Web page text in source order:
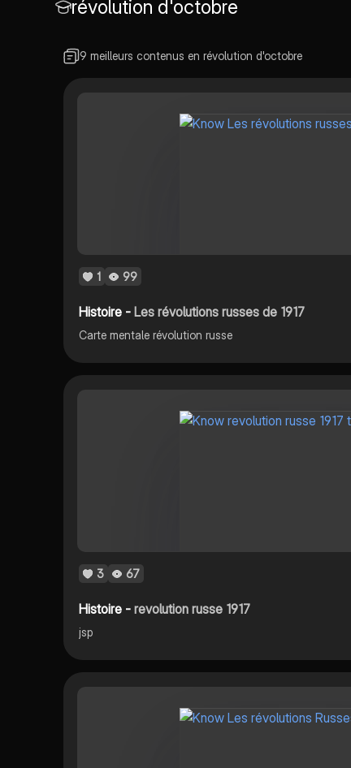
révolution d'octobre
9 meilleurs contenus en révolution d'octobre
1 99
Histoire -Les révolutions russes de 1917
Carte mentale révolution russe
3 67
Histoire -revolution russe 1917
jsp